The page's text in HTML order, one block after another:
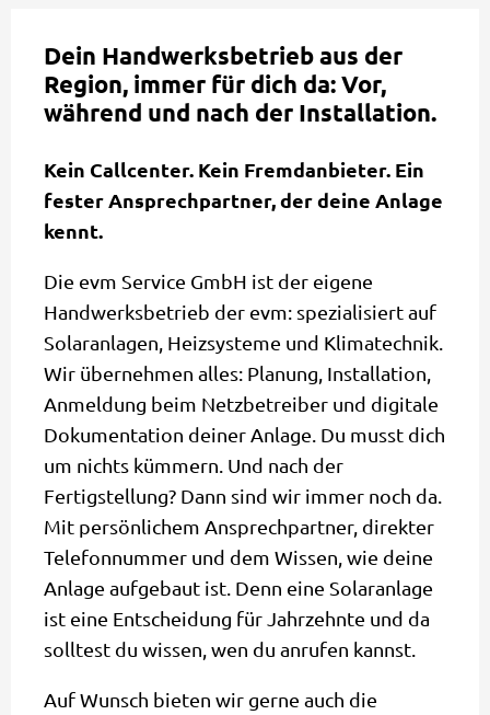
Dein Handwerksbetrieb aus der
Region, immer für dich da: Vor,
während und nach der Installation.
Kein Callcenter. Kein Fremdanbieter. Ein
fester Ansprechpartner, der deine Anlage
kennt.
Die evm Service GmbH ist der eigene
Handwerksbetrieb der evm: spezialisiert auf
Solaranlagen, Heizsysteme und Klimatechnik.
Wir übernehmen alles: Planung, Installation,
Anmeldung beim Netzbetreiber und digitale
Dokumentation deiner Anlage. Du musst dich
um nichts kümmern. Und nach der
Fertigstellung? Dann sind wir immer noch da.
Mit persönlichem Ansprechpartner, direkter
Telefonnummer und dem Wissen, wie deine
Anlage aufgebaut ist. Denn eine Solaranlage
ist eine Entscheidung für Jahrzehnte und da
solltest du wissen, wen du anrufen kannst.
Auf Wunsch bieten wir gerne auch die